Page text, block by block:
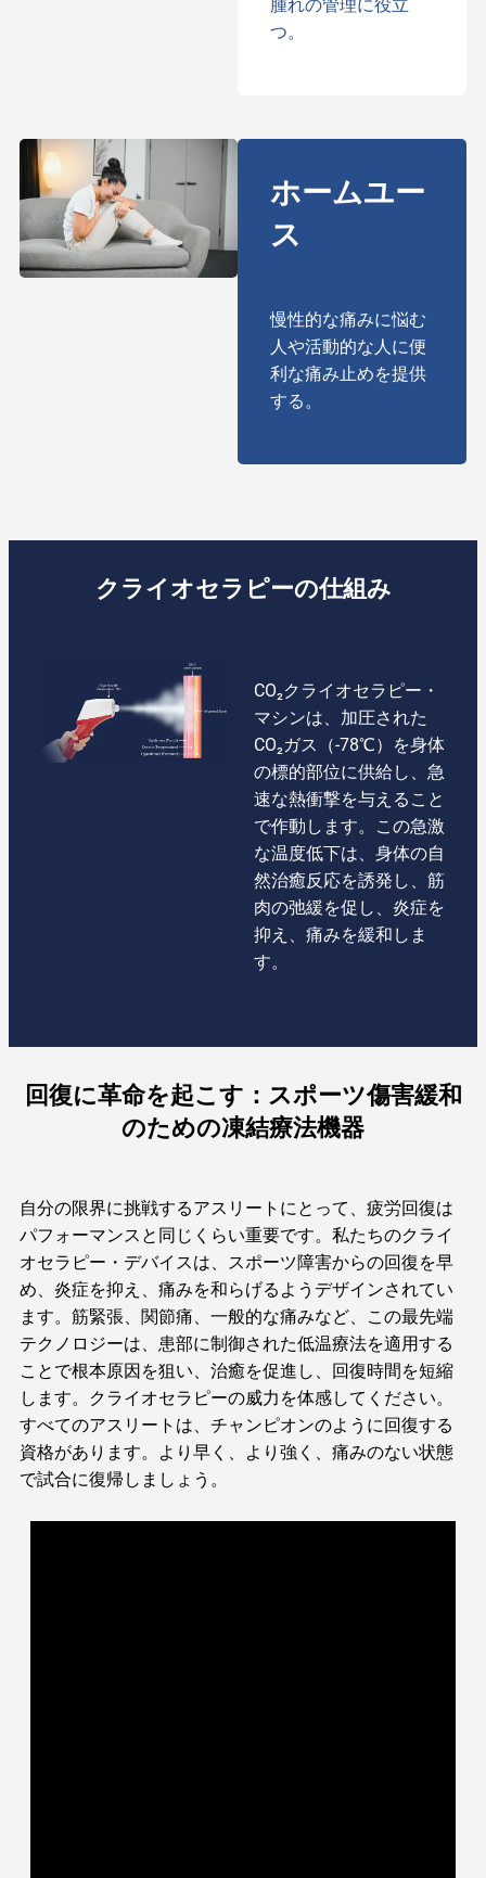
腫れの管理に役立
つ。
ホームユー
ス
慢性的な痛みに悩む
人や活動的な人に便
利な痛み止めを提供
する。
クライオセラピーの仕組み
CO₂クライオセラピー・
マシンは、加圧された
CO₂ガス（-78℃）を身体
の標的部位に供給し、急
速な熱衝撃を与えること
で作動します。この急激
な温度低下は、身体の自
然治癒反応を誘発し、筋
肉の弛緩を促し、炎症を
抑え、痛みを緩和しま
す。
回復に革命を起こす：スポーツ傷害緩和
のための凍結療法機器
自分の限界に挑戦するアスリートにとって、疲労回復は
パフォーマンスと同じくらい重要です。私たちのクライ
オセラピー・デバイスは、スポーツ障害からの回復を早
め、炎症を抑え、痛みを和らげるようデザインされてい
ます。筋緊張、関節痛、一般的な痛みなど、この最先端
テクノロジーは、患部に制御された低温療法を適用する
ことで根本原因を狙い、治癒を促進し、回復時間を短縮
します。クライオセラピーの威力を体感してください。
すべてのアスリートは、チャンピオンのように回復する
資格があります。より早く、より強く、痛みのない状態
で試合に復帰しましょう。